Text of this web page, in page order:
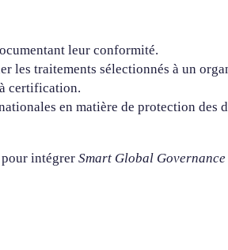
leur conformité.
les traitements sélectionnés à un
certification.
en matière de protection
pour intégrer Smart Global Governance